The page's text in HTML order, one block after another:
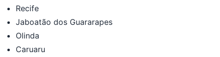
Recife
Jaboatão dos Guararapes
Olinda
Caruaru